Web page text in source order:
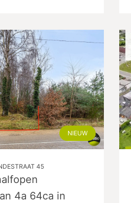
NIEUW
45
4a 64ca in